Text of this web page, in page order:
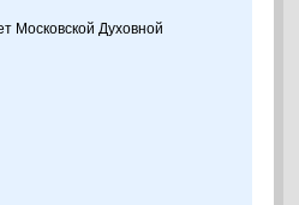
Московской Духовной